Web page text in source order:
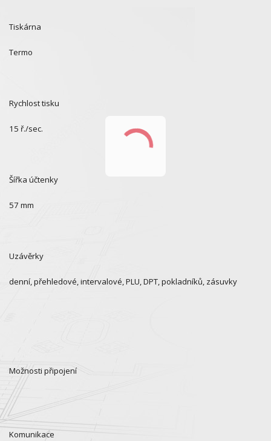
Tiskárna
Termo
Rychlost tisku
15 ř./sec.
Šířka účtenky
57 mm
Uzávěrky
denní, přehledové, intervalové, PLU, DPT, pokladníků, zásuvky
Možnosti připojení
Komunikace